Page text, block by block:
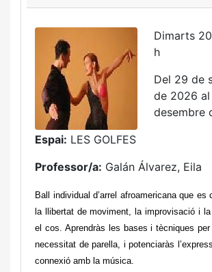
Dimarts
h
Del 29 de
de 2026 al
desembre
Espai: LES GOLFES
Professor/a: Galán Álvarez, Eila
Ball individual d’arrel afroamericana que es
la llibertat de moviment, la improvisació i
el cos. Aprendràs les bases i tècniques
necessitat de parella, i potenciaràs
connexió amb la música.